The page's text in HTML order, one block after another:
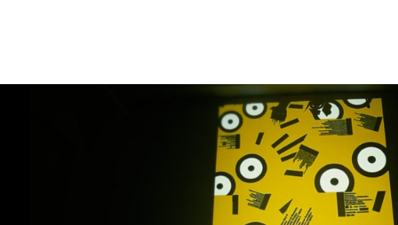
Художественное